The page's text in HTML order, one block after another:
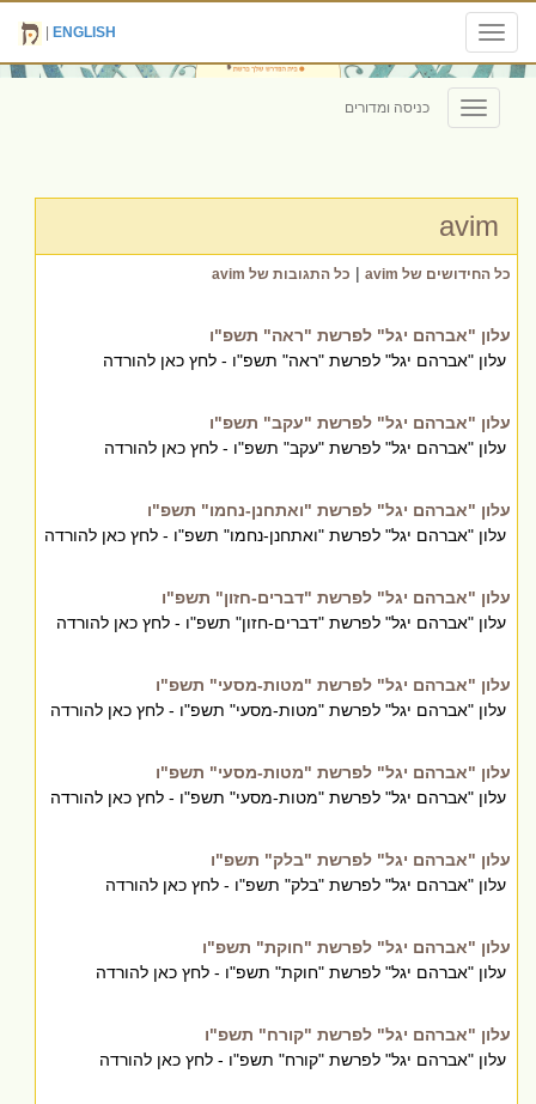
Toggle
navigation
ENGLISH
Toggle
navigation
כניסה ומדורים
avim
כל החידושים של avim | כל התגובות של avim
עלון "אברהם יגל" לפרשת "ראה" תשפ"ו
עלון "אברהם יגל" לפרשת "ראה" תשפ"ו - לחץ כאן להורדה
עלון "אברהם יגל" לפרשת "עקב" תשפ"ו
עלון "אברהם יגל" לפרשת "עקב" תשפ"ו - לחץ כאן להורדה
עלון "אברהם יגל" לפרשת "ואתחנן-נחמו" תשפ"ו
עלון "אברהם יגל" לפרשת "ואתחנן-נחמו" תשפ"ו - לחץ כאן להורדה
עלון "אברהם יגל" לפרשת "דברים-חזון" תשפ"ו
עלון "אברהם יגל" לפרשת "דברים-חזון" תשפ"ו - לחץ כאן להורדה
עלון "אברהם יגל" לפרשת "מטות-מסעי" תשפ"ו
עלון "אברהם יגל" לפרשת "מטות-מסעי" תשפ"ו - לחץ כאן להורדה
עלון "אברהם יגל" לפרשת "מטות-מסעי" תשפ"ו
עלון "אברהם יגל" לפרשת "מטות-מסעי" תשפ"ו - לחץ כאן להורדה
עלון "אברהם יגל" לפרשת "בלק" תשפ"ו
עלון "אברהם יגל" לפרשת "בלק" תשפ"ו - לחץ כאן להורדה
עלון "אברהם יגל" לפרשת "חוקת" תשפ"ו
עלון "אברהם יגל" לפרשת "חוקת" תשפ"ו - לחץ כאן להורדה
עלון "אברהם יגל" לפרשת "קורח" תשפ"ו
עלון "אברהם יגל" לפרשת "קורח" תשפ"ו - לחץ כאן להורדה